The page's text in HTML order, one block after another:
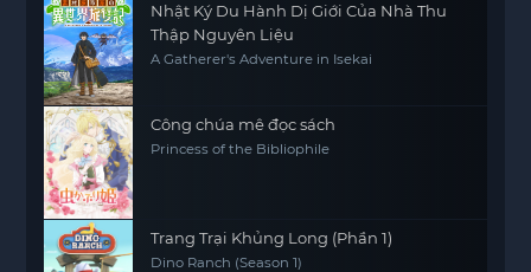
Nhật Ký Du Hành Dị Giới Của Nhà Thu
Thập Nguyên Liệu
A Gatherer's Adventure in Isekai
Công chúa mê đọc sách
Princess of the Bibliophile
Trang Trại Khủng Long (Phần 1)
Dino Ranch (Season 1)